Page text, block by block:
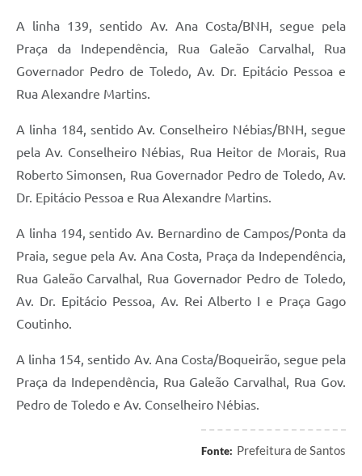
A linha 139, sentido Av. Ana Costa/BNH, segue pela
Praça da Independência, Rua Galeão Carvalhal, Rua
Governador Pedro de Toledo, Av. Dr. Epitácio Pessoa e
Rua Alexandre Martins.
A linha 184, sentido Av. Conselheiro Nébias/BNH, segue
pela Av. Conselheiro Nébias, Rua Heitor de Morais, Rua
Roberto Simonsen, Rua Governador Pedro de Toledo, Av.
Dr. Epitácio Pessoa e Rua Alexandre Martins.
A linha 194, sentido Av. Bernardino de Campos/Ponta da
Praia, segue pela Av. Ana Costa, Praça da Independência,
Rua Galeão Carvalhal, Rua Governador Pedro de Toledo,
Av. Dr. Epitácio Pessoa, Av. Rei Alberto I e Praça Gago
Coutinho.
A linha 154, sentido Av. Ana Costa/Boqueirão, segue pela
Praça da Independência, Rua Galeão Carvalhal, Rua Gov.
Pedro de Toledo e Av. Conselheiro Nébias.
Fonte: Prefeitura de Santos